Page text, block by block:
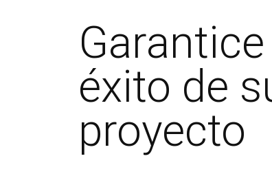
Garantice
éxito de
proyecto